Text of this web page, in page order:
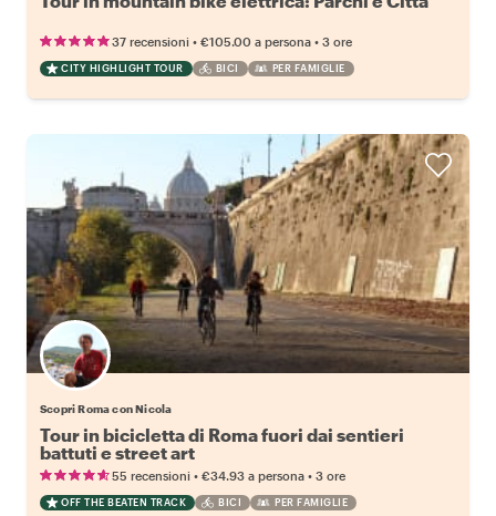
37 recensioni • €105.00 a persona • 3 ore
CITY HIGHLIGHT TOUR BICI PER FAMIGLIE
Scopri Roma con Nicola
Tour in bicicletta di Roma fuori dai sentieri
battuti e street art
55 recensioni • €34.93 a persona • 3 ore
OFF THE BEATEN TRACK BICI PER FAMIGLIE